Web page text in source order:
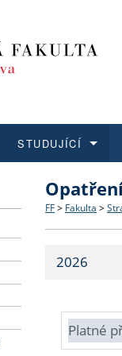
Struktura
Strategie
Fakultní
Co
Učitelské
STUDUJÍCÍ
O vědě a
Aktuální
FF > Fakulta >
2026
Platné